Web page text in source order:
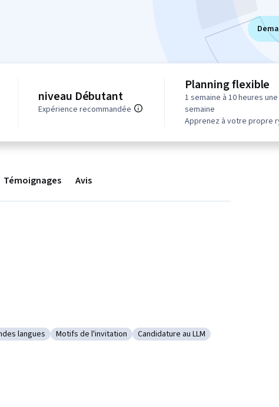
niveau Débutant
Expérience recommandée
Planning flexible
1 semaine à 10 heures une
semaine
Apprenez à votre propre
Témoignages Avis
des grandes langues
langues Catégorie : Motifs de l'invitation
Motifs de l'invitation Catégorie : Candidature au LLM
Candidature au LLM